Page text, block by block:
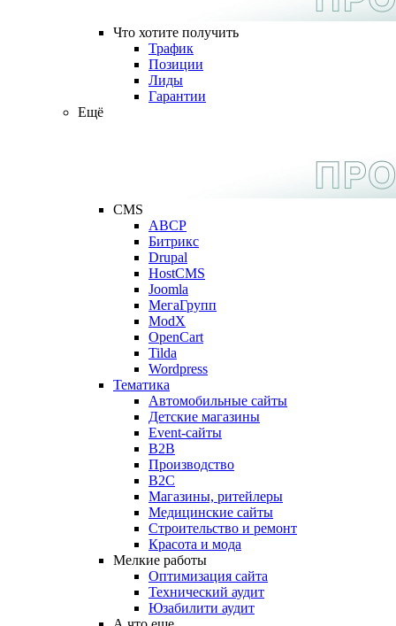
Что хотите получить
Трафик
Позиции
Лиды
Гарантии
Ещё
CMS
ABCP
Битрикс
Drupal
HostCMS
Joomla
МегаГрупп
ModX
OpenCart
Tilda
Wordpress
Тематика
Автомобильные сайты
Детские магазины
Event-сайты
B2B
Производство
B2C
Магазины, ритейлеры
Медицинские сайты
Строительство и ремонт
Красота и мода
Мелкие работы
Оптимизация сайта
Технический аудит
Юзабилити аудит